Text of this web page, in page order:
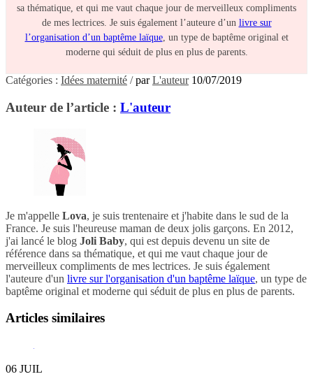
sa thématique, et qui me vaut chaque jour de merveilleux compliments
de mes lectrices. Je suis également l’auteure d’un livre sur
l’organisation d’un baptême laïque, un type de baptême original et
moderne qui séduit de plus en plus de parents.
Catégories : Idées maternité /parL'auteur 10/07/2019
Auteur de l’article : L'auteur
Je m'appelle Lova, je suis trentenaire et j'habite dans le sud de la
France. Je suis l'heureuse maman de deux jolis garçons. En 2012,
j'ai lancé le blog Joli Baby, qui est depuis devenu un site de
référence dans sa thématique, et qui me vaut chaque jour de
merveilleux compliments de mes lectrices. Je suis également
l'auteure d'un livre sur l'organisation d'un baptême laïque, un type de
baptême original et moderne qui séduit de plus en plus de parents.
Articles similaires
06 JUIL